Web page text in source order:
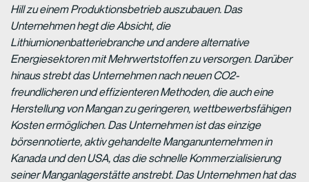
Hill zu einem Produktionsbetrieb auszubauen. Das
Unternehmen hegt die Absicht, die
Lithiumionenbatteriebranche und andere alternative
Energiesektoren mit Mehrwertstoffen zu versorgen. Darüber
hinaus strebt das Unternehmen nach neuen CO2-
freundlicheren und effizienteren Methoden, die auch eine
Herstellung von Mangan zu geringeren, wettbewerbsfähigen
Kosten ermöglichen. Das Unternehmen ist das einzige
börsennotierte, aktiv gehandelte Manganunternehmen in
Kanada und den USA, das die schnelle Kommerzialisierung
seiner Manganlagerstätte anstrebt. Das Unternehmen hat das